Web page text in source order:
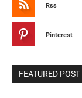
Rss
Pinterest
FEATURED POST